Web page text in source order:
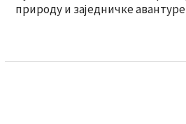
природу и заједничке авантуре